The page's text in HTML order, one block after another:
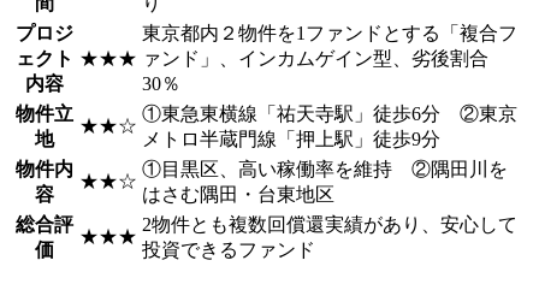
プロジ
ェクト
内容
★★★
東京都内２物件を1ファンドとする「複合フ
ァンド」、インカムゲイン型、劣後割合
30％
物件立
地
★★☆
①東急東横線「祐天寺駅」徒歩6分 ②東京
メトロ半蔵門線「押上駅」徒歩9分
物件内
容
★★☆
①目黒区、高い稼働率を維持 ②隅田川を
はさむ隅田・台東地区
総合評
価
★★★
2物件とも複数回償還実績があり、安心して
投資できるファンド